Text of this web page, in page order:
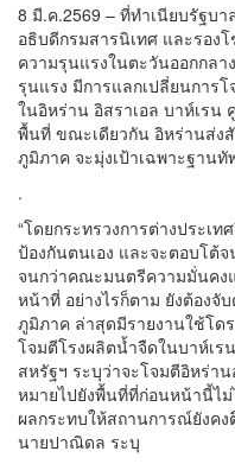
8 มี.ค.2569 – ที่ทำเนียบรัฐบ
อธิบดีกรมสารนิเทศ และรอง
ความรุนแรงในตะวันออกกล
รุนแรง มีการแลกเปลี่ยนการ
ในอิหร่าน อิสราเอล บาห์เรน
พื้นที่ ขณะเดียวกัน อิหร่านส่ง
ภูมิภาค จะมุ่งเป้าเฉพาะฐานทั
.
“โดยกระทรวงการต่างประเ
ป้องกันตนเอง และจะตอบโต้
จนกว่าคณะมนตรีความมั่นคง
หน้าที่ อย่างไรก็ตาม ยังต้องจั
ภูมิภาค ล่าสุดมีรายงานใช้โด
โจมตีโรงผลิตน้ำจืดในบาห์เ
สหรัฐฯ ระบุว่าจะโจมตีอิหร่า
หมายไปยังพื้นที่ที่ก่อนหน้านี้ไ
ผลกระทบให้สถานการณ์ยังคง
นายปาณิดล ระบุ